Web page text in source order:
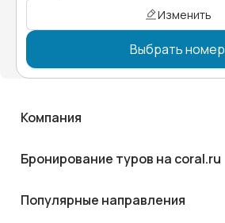
Изменить
Выбрать номер
Компания
Бронирование туров на coral.ru
Популярные направления